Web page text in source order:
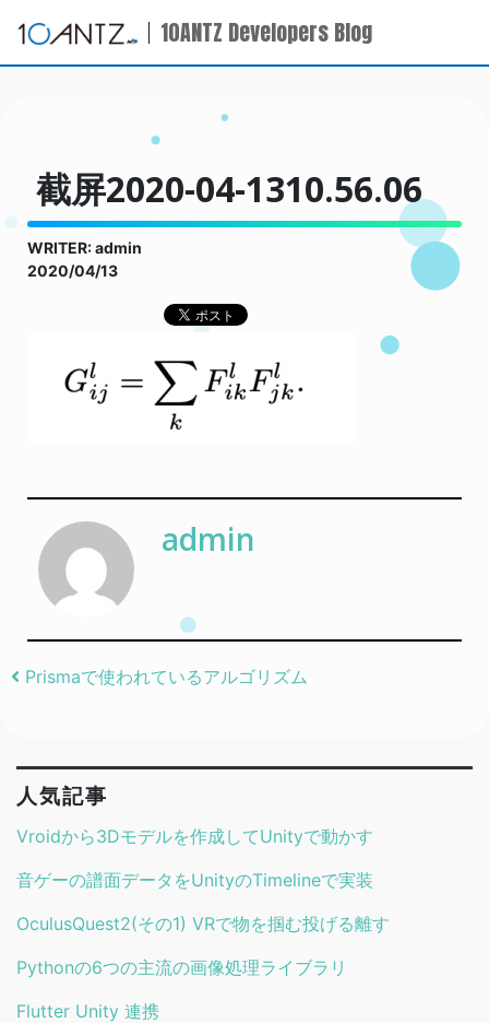
10ANTZ Developers Blog
截屏2020-04-1310.56.06
WRITER: admin
2020/04/13
admin
Post navigation
Prismaで使われているアルゴリズム
人気記事
Vroidから3Dモデルを作成してUnityで動かす
音ゲーの譜面データをUnityのTimelineで実装
OculusQuest2(その1) VRで物を掴む投げる離す
Pythonの6つの主流の画像処理ライブラリ
Flutter Unity 連携